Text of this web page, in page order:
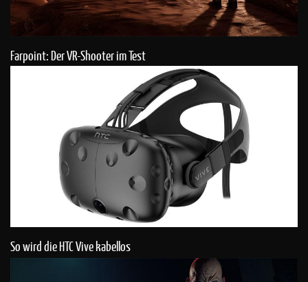
Farpoint: Der VR-Shooter im Test
So wird die HTC Vive kabellos